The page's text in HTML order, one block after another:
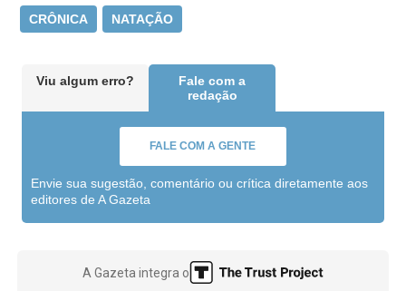
CRÔNICA NATAÇÃO
Viu algum erro?
Fale com a
redação
FALE COM A GENTE
Envie sua sugestão, comentário ou crítica diretamente aos
editores de A Gazeta
A Gazeta integra o